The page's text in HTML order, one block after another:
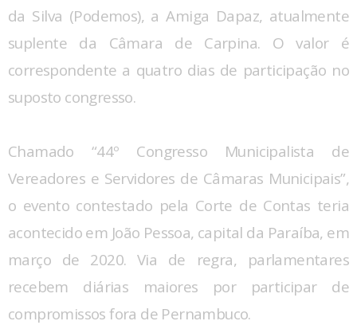
da Silva (Podemos), a Amiga Dapaz, atualmente
suplente da Câmara de Carpina. O valor é
correspondente a quatro dias de participação no
suposto congresso.
Chamado “44º Congresso Municipalista de
Vereadores e Servidores de Câmaras Municipais”,
o evento contestado pela Corte de Contas teria
acontecido em João Pessoa, capital da Paraíba, em
março de 2020. Via de regra, parlamentares
recebem diárias maiores por participar de
compromissos fora de Pernambuco.